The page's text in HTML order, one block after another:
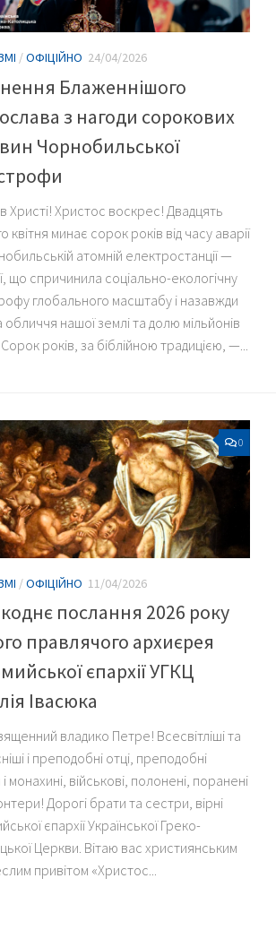
/ОФІЦІЙНО 24/04/2026
Блаженнішого
з нагоди сорокових
Чорнобильської
Христі! Христос воскрес! Двадцять
квітня минає сорок років від часу аварії
атомній електростанції —
що спричинила соціально-екологічну
глобального масштабу і назавжди
обличчя нашої землі та долю мільйонів
років, за біблійною традицією, —...
0
/ОФІЦІЙНО 11/04/2026
послання 2026 року
правлячого архиєрея
єпархії УГКЦ
Івасюка
владико Петре! Всесвітліші та
і преподобні отці, преподобні
монахині, військові, полонені, поранені
Дорогі брати та сестри, вірні
єпархії Української Греко-
Церкви. Вітаю вас християнським
привітом «Христос...